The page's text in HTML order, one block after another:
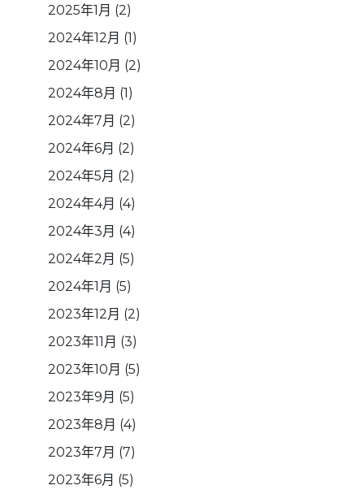
2025年1月 (2)
2024年12月 (1)
2024年10月 (2)
2024年8月 (1)
2024年7月 (2)
2024年6月 (2)
2024年5月 (2)
2024年4月 (4)
2024年3月 (4)
2024年2月 (5)
2024年1月 (5)
2023年12月 (2)
2023年11月 (3)
2023年10月 (5)
2023年9月 (5)
2023年8月 (4)
2023年7月 (7)
2023年6月 (5)